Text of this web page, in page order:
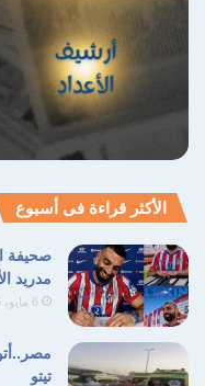
الأكثر قراءة فى أسبوع
صحيفة
مدريد
6 مايو، 2026
تيتو